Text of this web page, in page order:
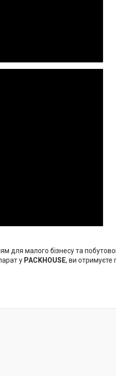
для малого бізнесу та
у PACKHOUSE, ви отримуєте